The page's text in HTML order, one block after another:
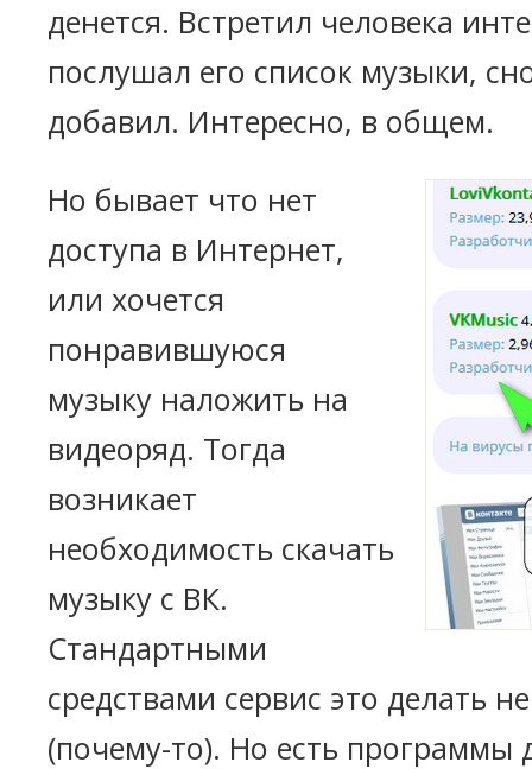
денется. Встретил человека
послушал его список музыки,
добавил. Интересно, в общем.
Но бывает что нет
доступа в Интернет,
или хочется
понравившуюся
музыку наложить на
видеоряд. Тогда
возникает
необходимость скачать
музыку с ВК.
Стандартными
средствами сервис это делать
(почему-то). Но есть программы